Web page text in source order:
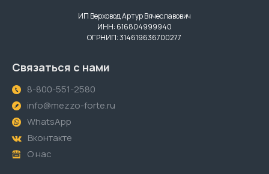
ИП Верховод Артур Вячеславович
ИНН: 616804999940
ОГРНИП: 314619636700277
Связаться с нами
8-800-551-2580
info@mezzo-forte.ru
WhatsApp
Вконтакте
О нас